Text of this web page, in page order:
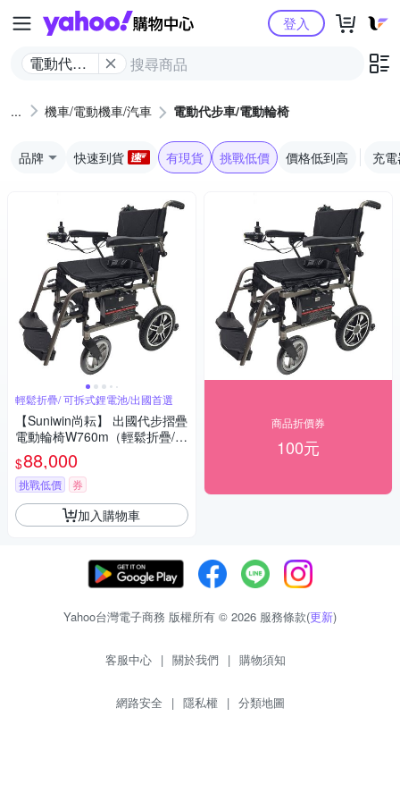
Yahoo購物中心
電動代步
椅
登入
機車/電動機車/汽車 電動代步車/電動輪椅
品牌 快速到貨 有現貨 挑戰低價 價格低到高 充
輕鬆折疊/ 可拆式鋰電池/出國首選
【Suniwin尚耘】 出國代步摺疊
電動輪椅W760m（輕鬆折疊/
可拆式鋰電池/ 出國首選）
$88,000
挑戰低價 券
加入購物車
商品折價券
100元
Yahoo台灣電子商務 版權所有 © 2026 服務條款(更新)
客服中心 | 關於我們 | 購物須知
網路安全 | 隱私權 | 分類地圖